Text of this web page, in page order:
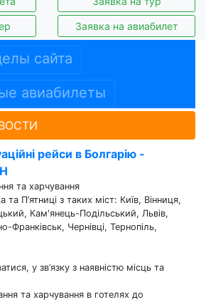
Заявка на авиабилет
сайта
авиабилеты
рейси в Болгарію -
та харчування
та П’ятниці з таких міст: Київ, Вінниця,
Кам'янець-Подільський, Львів,
Франківськ, Чернівці, Тернопіль,
у зв’язку з наявністю місць та
та харчування в готелях до